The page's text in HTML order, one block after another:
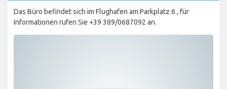
Das Büro befindet sich im Flughafen am Parkplatz 6 , für
Informationen rufen Sie +39 389/0687092 an.